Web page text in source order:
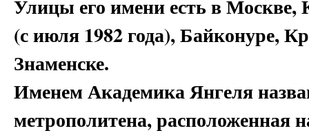
Улицы его имени есть в Москве,
(с июля 1982 года), Байконуре,
Знаменске.
Именем Академика Янгеля
метрополитена, расположенная